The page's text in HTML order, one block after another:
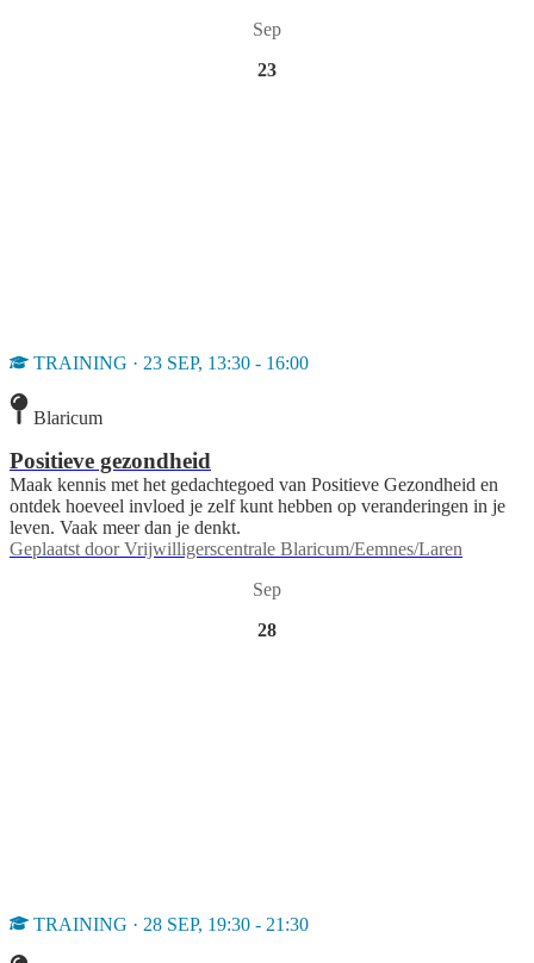
Sep
23
TRAINING · 23 SEP, 13:30 - 16:00
Blaricum
Positieve gezondheid
Maak kennis met het gedachtegoed van Positieve Gezondheid en
ontdek hoeveel invloed je zelf kunt hebben op veranderingen in je
leven. Vaak meer dan je denkt.
Geplaatst door Vrijwilligerscentrale Blaricum/Eemnes/Laren
Sep
28
TRAINING · 28 SEP, 19:30 - 21:30